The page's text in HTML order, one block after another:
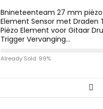
Bnineteenteam 27 mm piëzo
Element Sensor met Draden
Piëzo Element voor Gitaar
Trigger Vervanging…
Already Sold: 99%